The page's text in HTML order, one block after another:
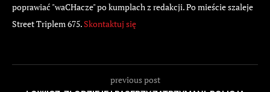
poprawiać "waCHacze" po kumplach z redakcji. Po mieście szaleje
Street Triplem 675. Skontaktuj się
previous post